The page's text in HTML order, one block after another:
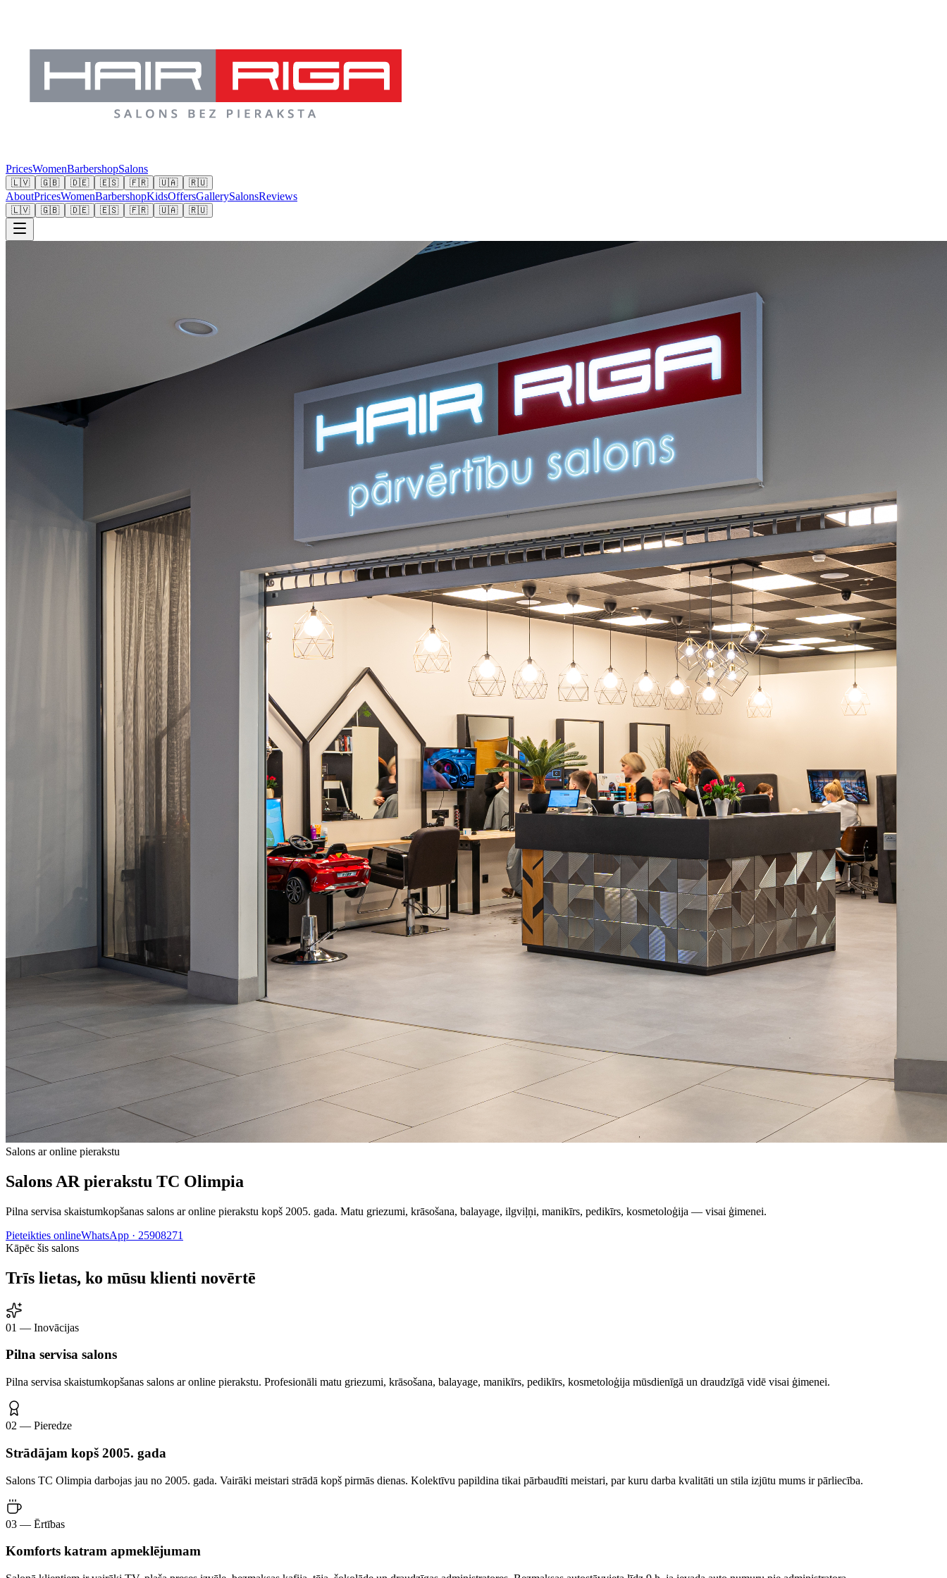
PricesWomenBarbershopSalons
🇱🇻 🇬🇧 🇩🇪 🇪🇸 🇫🇷 🇺🇦 🇷🇺
AboutPricesWomenBarbershopKidsOffersGallerySalonsReviews
🇱🇻 🇬🇧 🇩🇪 🇪🇸 🇫🇷 🇺🇦 🇷🇺
Salons ar online pierakstu
Salons AR pierakstu TC Olimpia
Pilna servisa skaistumkopšanas salons ar online pierakstu kopš 2005. gada. Matu griezumi, krāsošana, balayage, ilgviļņi, manikīrs, pedikīrs, kosmetoloģija — visai ģimenei.
Pieteikties onlineWhatsApp · 25908271
Kāpēc šis salons
Trīs lietas, ko mūsu klienti novērtē
01 — Inovācijas
Pilna servisa salons
Pilna servisa skaistumkopšanas salons ar online pierakstu. Profesionāli matu griezumi, krāsošana, balayage, manikīrs, pedikīrs, kosmetoloģija mūsdienīgā un draudzīgā vidē visai ģimenei.
02 — Pieredze
Strādājam kopš 2005. gada
Salons TC Olimpia darbojas jau no 2005. gada. Vairāki meistari strādā kopš pirmās dienas. Kolektīvu papildina tikai pārbaudīti meistari, par kuru darba kvalitāti un stila izjūtu mums ir pārliecība.
03 — Ērtības
Komforts katram apmeklējumam